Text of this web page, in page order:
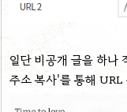
일단 비공개 글을 하나
주소 복사'를 통해 URL